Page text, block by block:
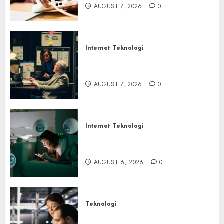
AUGUST 7, 2026 0
Internet Teknologi
AUGUST 7, 2026 0
Internet Teknologi
AUGUST 6, 2026 0
Teknologi